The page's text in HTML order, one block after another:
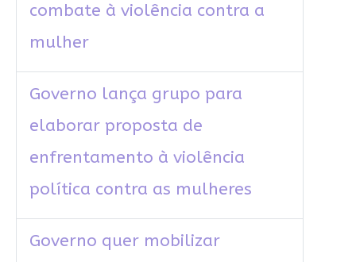
combate à violência contra a
mulher
Governo lança grupo para
elaborar proposta de
enfrentamento à violência
política contra as mulheres
Governo quer mobilizar